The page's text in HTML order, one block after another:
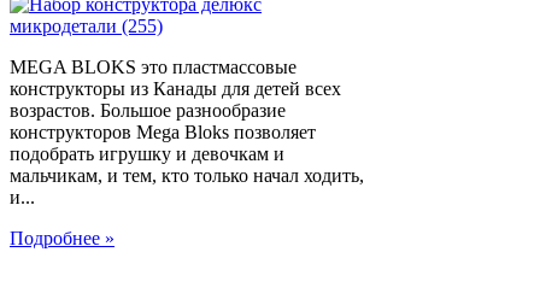
MEGA BLOKS это пластмассовые
конструкторы из Канады для детей всех
возрастов. Большое разнообразие
конструкторов Mega Bloks позволяет
подобрать игрушку и девочкам и
мальчикам, и тем, кто только начал ходить,
и...
Подробнее »